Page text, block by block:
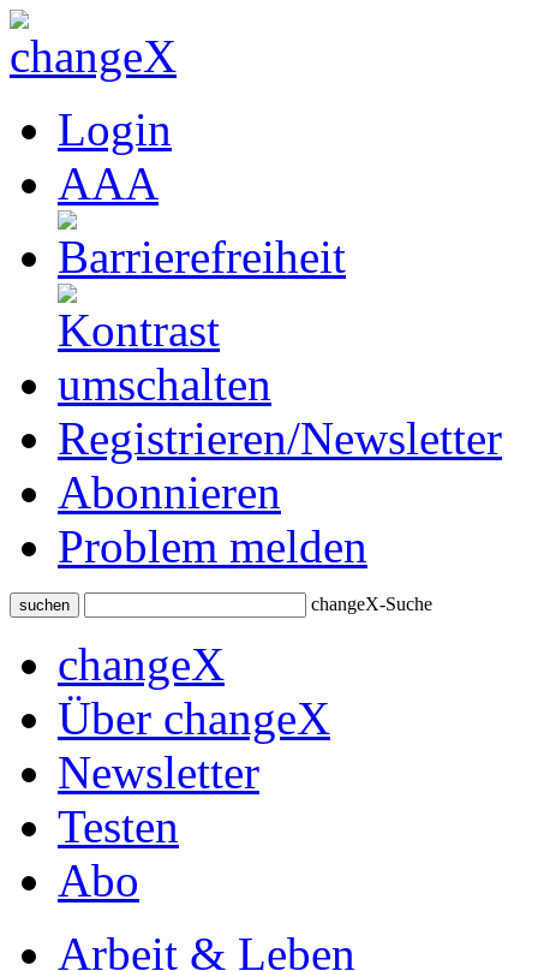
Login
AAA
Registrieren/Newsletter
Abonnieren
Problem melden
suchen changeX-Suche
changeX
Über changeX
Newsletter
Testen
Abo
Arbeit & Leben